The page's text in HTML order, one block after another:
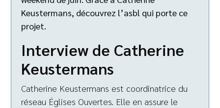
Keustermans, découvrez l’asbl qui porte ce
projet.
Interview de Catherine
Keustermans
Catherine Keustermans est coordinatrice du
réseau Églises Ouvertes. Elle en assure le